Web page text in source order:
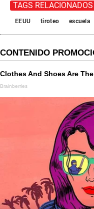
TAGS RELACIONADOS
EEUU tiroteo escuela